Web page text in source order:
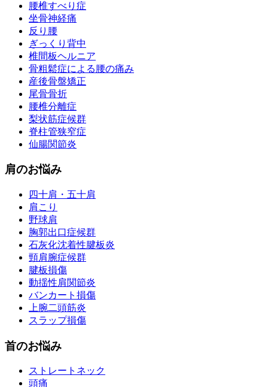
腰椎すべり症
坐骨神経痛
反り腰
ぎっくり背中
椎間板ヘルニア
骨粗鬆症による腰の痛み
産後骨盤矯正
尾骨骨折
腰椎分離症
梨状筋症候群
脊柱管狭窄症
仙腸関節炎
肩のお悩み
四十肩・五十肩
肩こり
野球肩
胸郭出口症候群
石灰化沈着性腱板炎
頸肩腕症候群
腱板損傷
動揺性肩関節炎
バンカート損傷
上腕二頭筋炎
スラップ損傷
首のお悩み
ストレートネック
頭痛